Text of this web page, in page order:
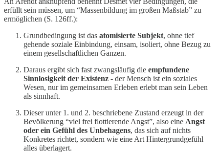
erfüllt sein müssen, um “Massenbildung im großen Maßstab” zu
ermöglichen (S. 126ff.):
Grundbedingung ist das atomisierte Subjekt, ohne tief
gehende soziale Einbindung, einsam, isoliert, ohne Bezug zu
einem gesellschaftlichen Ganzen.
Daraus ergibt sich fast zwangsläufig die empfundene
Sinnlosigkeit der Existenz - der Mensch ist ein soziales
Wesen, nur im gemeinsamen Erleben erlebt man sein Leben
als sinnhaft.
Dieser unter 1. und 2. beschriebene Zustand erzeugt in der
Bevölkerung “viel frei flottierende Angst”, also eine Angst
oder ein Gefühl des Unbehagens, das sich auf nichts
Konkretes richtet, sondern wie eine Art Hintergrundgefühl
alles überlagert.